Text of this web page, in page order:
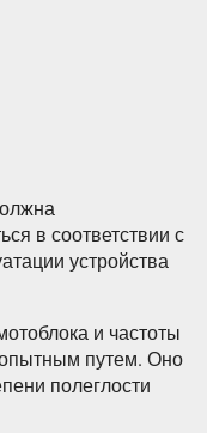
в соответствии с
устройства
и частоты
путем. Оно
полеглости